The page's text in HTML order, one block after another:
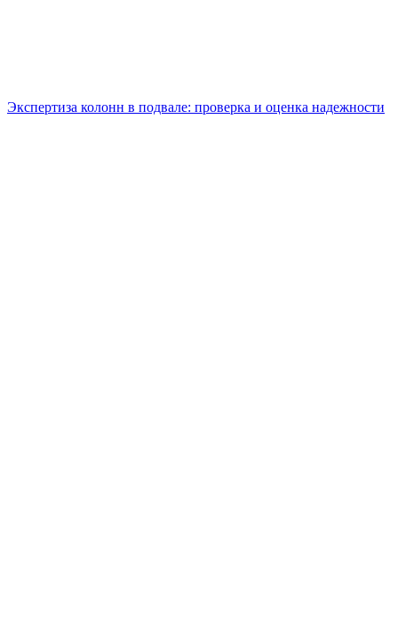
Экспертиза колонн в подвале: проверка и оценка надежности